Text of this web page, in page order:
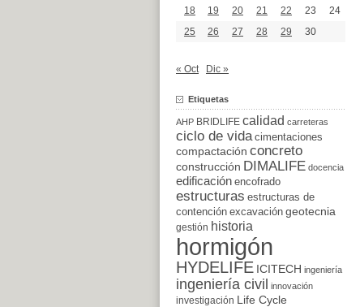
18
19 20 21 22 23
24
25
26 27 28 29 30
« Oct Dic »
Etiquetas
AHP BRIDLIFE calidad carreteras
ciclo de vida cimentaciones
compactación concreto
construcción DIMALIFE docencia
edificación encofrado
estructuras estructuras de
contención excavación geotecnia
gestión historia
hormigón
HYDELIFE ICITECH ingeniería
ingeniería civil innovación
investigación
Life Cycle